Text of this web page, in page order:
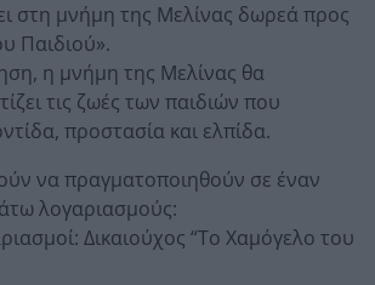
στη μνήμη της Μελίνας δωρεά προς
Παιδιού».
η μνήμη της Μελίνας θα
τις ζωές των παιδιών που
προστασία και ελπίδα.
να πραγματοποιηθούν σε έναν
λογαριασμούς:
Δικαιούχος “Το Χαμόγελο του